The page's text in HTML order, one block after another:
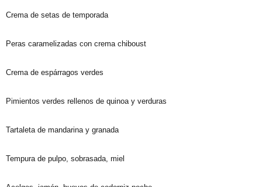
Crema de setas de temporada
Peras caramelizadas con crema chiboust
Crema de espárragos verdes
Pimientos verdes rellenos de quinoa y verduras
Tartaleta de mandarina y granada
Tempura de pulpo, sobrasada, miel